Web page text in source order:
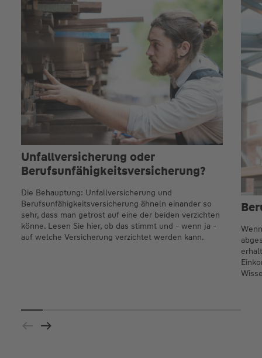
Unfallversicherung oder
Berufsunfähigkeitsversicherung?
Die Behauptung: Unfallversicherung und
Berufsunfähigkeitsversicherung ähneln einander so
sehr, dass man getrost auf eine der beiden verzichten
könne. Lesen Sie hier, ob das stimmt und - wenn ja -
auf welche Versicherung verzichtet werden kann.